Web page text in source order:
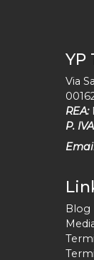
YP
Via
REA:
P.
Blog